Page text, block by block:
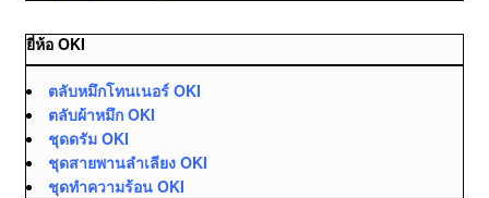
ยี่ห้อ OKI
ตลับหมึกโทนเนอร์ OKI
ตลับผ้าหมึก OKI
ชุดดรัม OKI
ชุดสายพานลำเลียง OKI
ชุดทำความร้อน OKI